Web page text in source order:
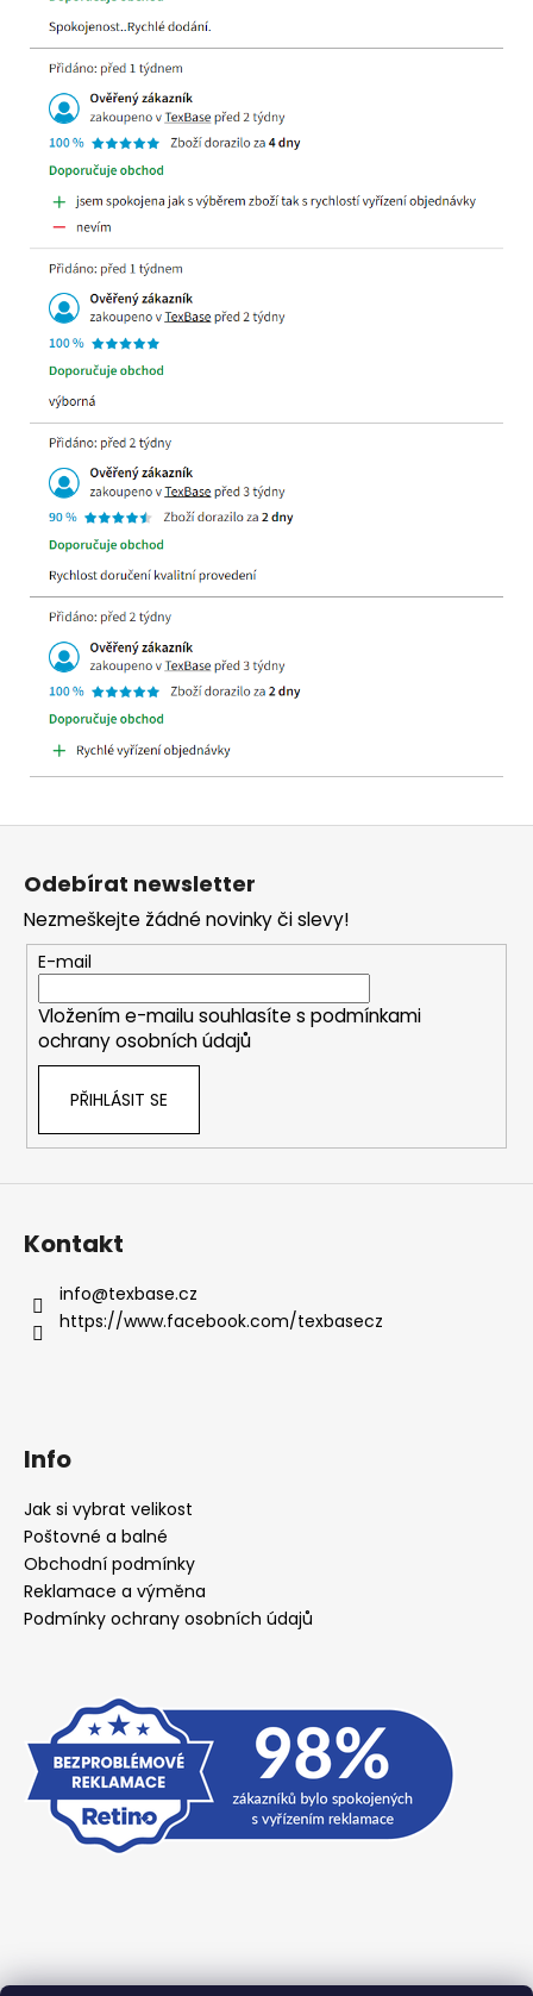
Odebírat newsletter
Nezmeškejte žádné novinky či slevy!
E-mail
Vložením e-mailu souhlasíte s podmínkami
ochrany osobních údajů
PŘIHLÁSIT SE
Kontakt
info@texbase.cz
https://www.facebook.com/texbasecz
Info
Jak si vybrat velikost
Poštovné a balné
Obchodní podmínky
Reklamace a výměna
Podmínky ochrany osobních údajů